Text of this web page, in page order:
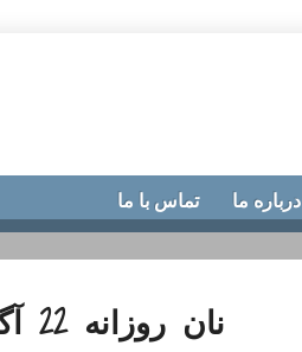
تماس با ما درباره ما
نان روزانه 22 آگوست 2020,بذرهای فساد ناپذیر